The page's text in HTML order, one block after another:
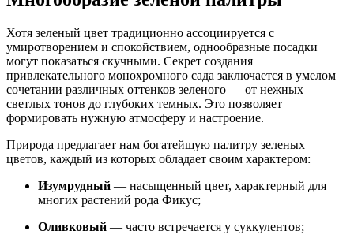
Хотя зеленый цвет традиционно ассоциируется с
умиротворением и спокойствием, однообразные посадки
могут показаться скучными. Секрет создания
привлекательного монохромного сада заключается в умелом
сочетании различных оттенков зеленого — от нежных
светлых тонов до глубоких темных. Это позволяет
формировать нужную атмосферу и настроение.
Природа предлагает нам богатейшую палитру зеленых
цветов, каждый из которых обладает своим характером:
Изумрудный — насыщенный цвет, характерный для
многих растений рода Фикус;
Оливковый — часто встречается у суккулентов;